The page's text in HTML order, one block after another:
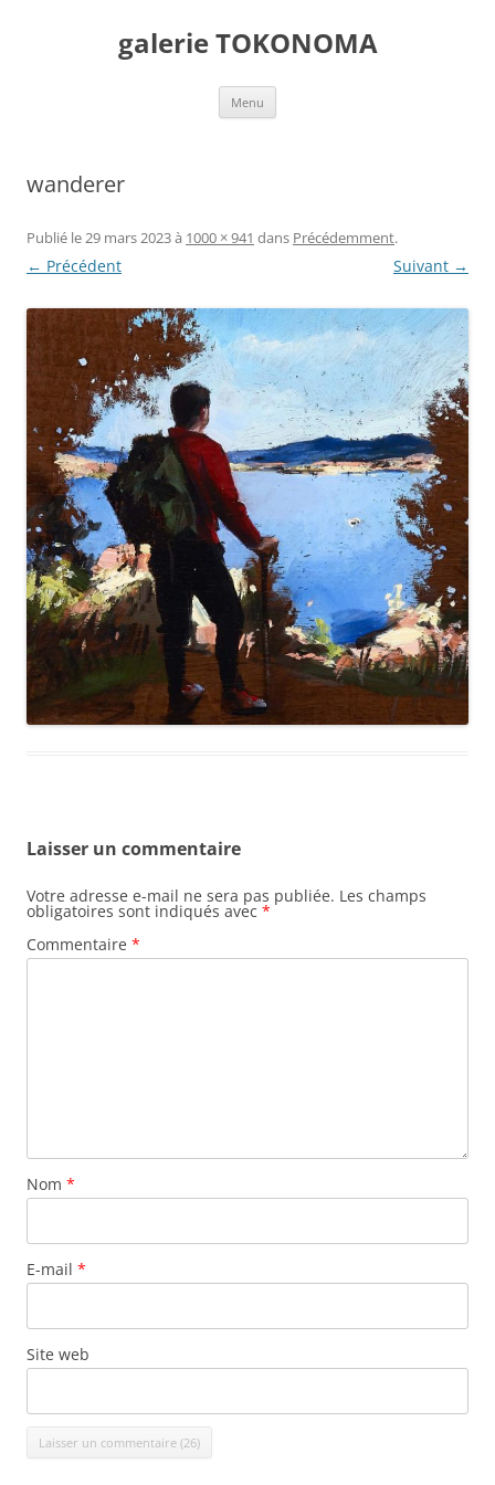
galerie TOKONOMA
Menu
wanderer
Publié le29 mars 2023à 1000 × 941 dans Précédemment.
← Précédent Suivant →
Laisser un commentaire
Votre adresse e-mail ne sera pas publiée. Les champs
obligatoires sont indiqués avec *
Commentaire *
Nom *
E-mail *
Site web